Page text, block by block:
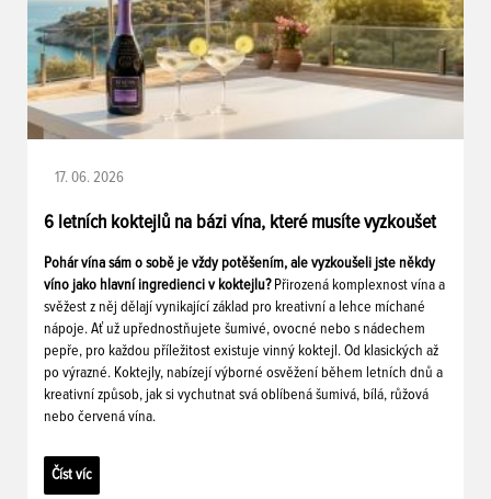
17. 06. 2026
6 letních koktejlů na bázi vína, které musíte vyzkoušet
Pohár vína sám o sobě je vždy potěšením, ale vyzkoušeli jste někdy
víno jako hlavní ingredienci v koktejlu? Přirozená komplexnost vína a
svěžest z něj dělají vynikající základ pro kreativní a lehce míchané
nápoje. Ať už upřednostňujete šumivé, ovocné nebo s nádechem
pepře, pro každou příležitost existuje vinný koktejl. Od klasických až
po výrazné. Koktejly, nabízejí výborné osvěžení během letních dnů a
kreativní způsob, jak si vychutnat svá oblíbená šumivá, bílá, růžová
nebo červená vína.
Číst víc